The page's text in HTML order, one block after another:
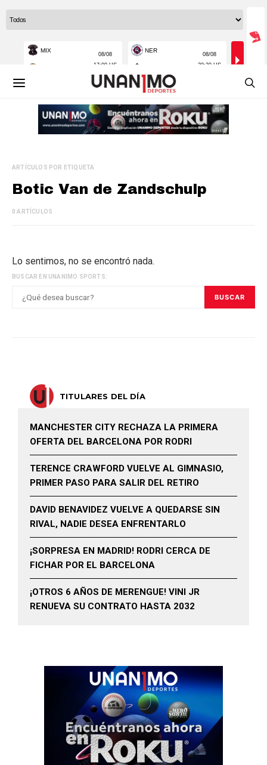
ARTÍCULOS POR ETIQUETA
Botic Van de Zandschulp
0 ARTÍCULOS
Lo sentimos, no se encontró nada.
BUSCAR EN UNANIMO SPORTS:
BUSCAR
TITULARES DEL DÍA
MANCHESTER CITY RECHAZA LA PRIMERA
OFERTA DEL BARCELONA POR RODRI
TERENCE CRAWFORD VUELVE AL GIMNASIO,
PRIMER PASO PARA SALIR DEL RETIRO
DAVID BENAVIDEZ VUELVE A QUEDARSE SIN
RIVAL, NADIE DESEA ENFRENTARLO
¡SORPRESA EN MADRID! RODRI CERCA DE
FICHAR POR EL BARCELONA
¡OTROS 6 AÑOS DE MERENGUE! VINI JR
RENUEVA SU CONTRATO HASTA 2032